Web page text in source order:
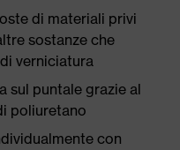
di materiali privi
sostanze che
verniciatura
sul puntale grazie al
poliuretano
con